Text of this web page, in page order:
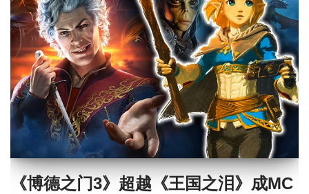
《博德之门3》超越《王国之泪》成MC